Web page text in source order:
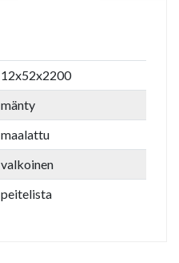
12x52x2200
mänty
maalattu
valkoinen
peitelista